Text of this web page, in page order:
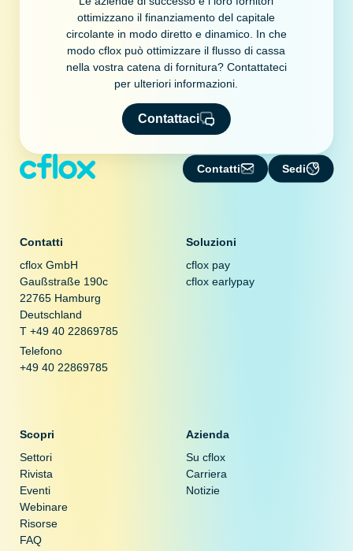
ottimizzano il finanziamento del capitale
circolante in modo diretto e dinamico. In che
modo cflox può ottimizzare il flusso di cassa
nella vostra catena di fornitura? Contattateci
per ulteriori informazioni.
Contattaci
Contatti Sedi
Contatti
cflox GmbH
Gaußstraße 190c
22765 Hamburg
Deutschland
T +49 40 22869785
Telefono
+49 40 22869785
Soluzioni
cflox pay
cflox earlypay
Scopri
Settori
Rivista
Eventi
Webinare
Risorse
FAQ
Azienda
Su cflox
Carriera
Notizie